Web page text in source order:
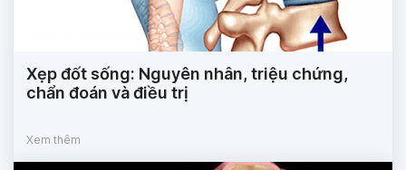
Xẹp đốt sống: Nguyên nhân, triệu chứng,
chẩn đoán và điều trị
Xem thêm